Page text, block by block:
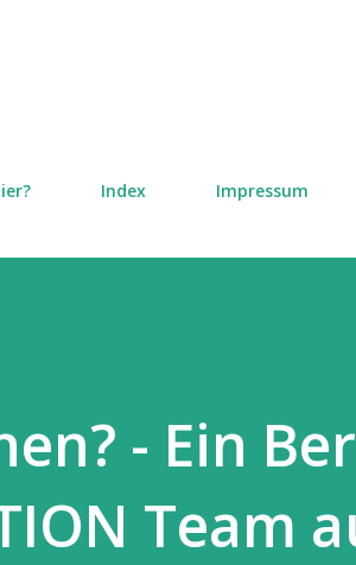
Index Impressum
- Ein
Team